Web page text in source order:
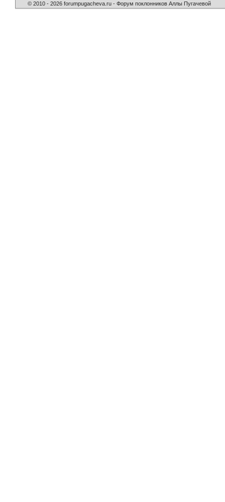
© 2010 - 2026 forumpugacheva.ru - Форум поклонников Аллы Пугачевой